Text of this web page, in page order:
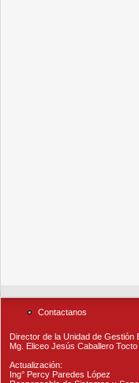
Contactanos
Director de la Unidad de Gestión
Mg. Eliceo Jesús Caballero Tocto
Actualización:
Ing° Percy Paredes López